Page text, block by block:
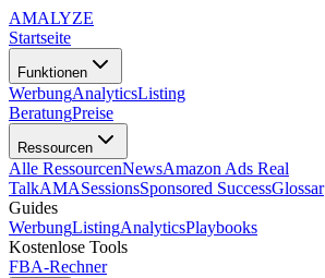
AMALYZE
Startseite
Funktionen
WerbungAnalyticsListing
BeratungPreise
Ressourcen
Alle RessourcenNewsAmazon Ads Real
TalkAMASessionsSponsored SuccessGlossar
Guides
WerbungListingAnalyticsPlaybooks
Kostenlose Tools
FBA-Rechner